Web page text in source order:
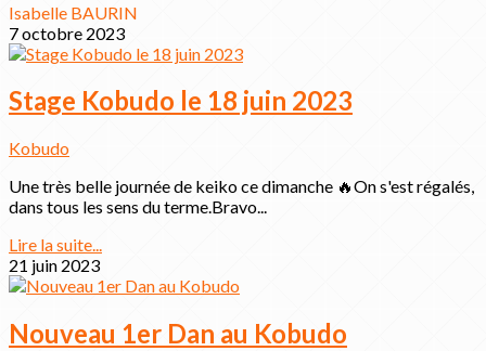
Isabelle BAURIN
7 octobre 2023
Stage Kobudo le 18 juin 2023
Kobudo
Une très belle journée de keiko ce dimanche 🔥On s'est régalés,
dans tous les sens du terme.Bravo...
Lire la suite...
21 juin 2023
Nouveau 1er Dan au Kobudo